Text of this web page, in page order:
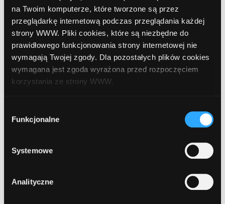
na Twoim komputerze, które tworzone są przez
przeglądarkę internetową podczas przeglądania każdej
strony WWW. Pliki cookies, które są niezbędne do
prawidłowego funkcjonowania strony internetowej nie
wymagają Twojej zgody. Dla pozostałych plików cookies
wymagana jest zgoda wyrażona przed rozpoczęciem
korzystania ze strony WWW.
formy korzystania z plików cookies. Więcej:
Polityka
zgody
Funkcjonalne
Systemowe
Analityczne
9
Spółdzielcza Grupa Bankowa, Złotów,
Szpitalna 24
10
Spółdzielcza Grupa Bankowa, Złotów,
Wańkowicza 4
11